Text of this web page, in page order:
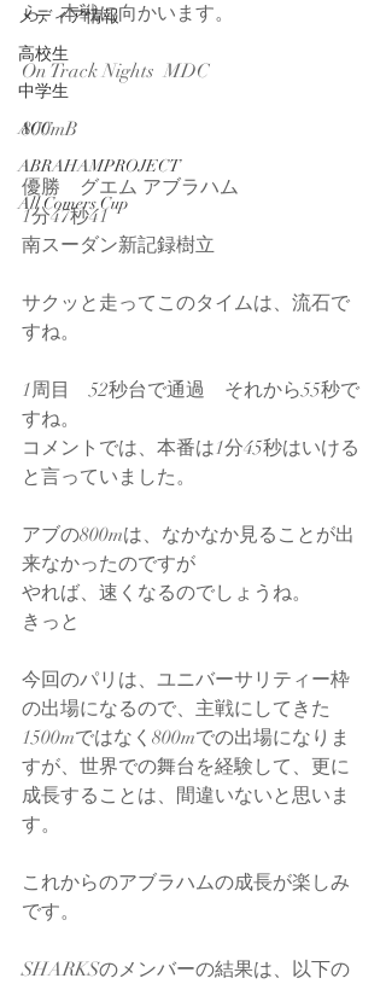
メディア情報
高校生
中学生
ACC
ABRAHAMPROJECT
All Comers Cup
ら、本戦に向かいます。
On Track Nights  MDC
800mB
優勝　グエム アブラハム
1分47秒41
南スーダン新記録樹立
サクッと走ってこのタイムは、流石で
すね。
1周目　52秒台で通過　それから55秒で
すね。
コメントでは、本番は1分45秒はいける
と言っていました。
アブの800mは、なかなか見ることが出
来なかったのですが
やれば、速くなるのでしょうね。
きっと
今回のパリは、ユニバーサリティー枠
の出場になるので、主戦にしてきた
1500mではなく800mでの出場になりま
すが、世界での舞台を経験して、更に
成長することは、間違いないと思いま
す。
これからのアブラハムの成長が楽しみ
です。
SHARKSのメンバーの結果は、以下の